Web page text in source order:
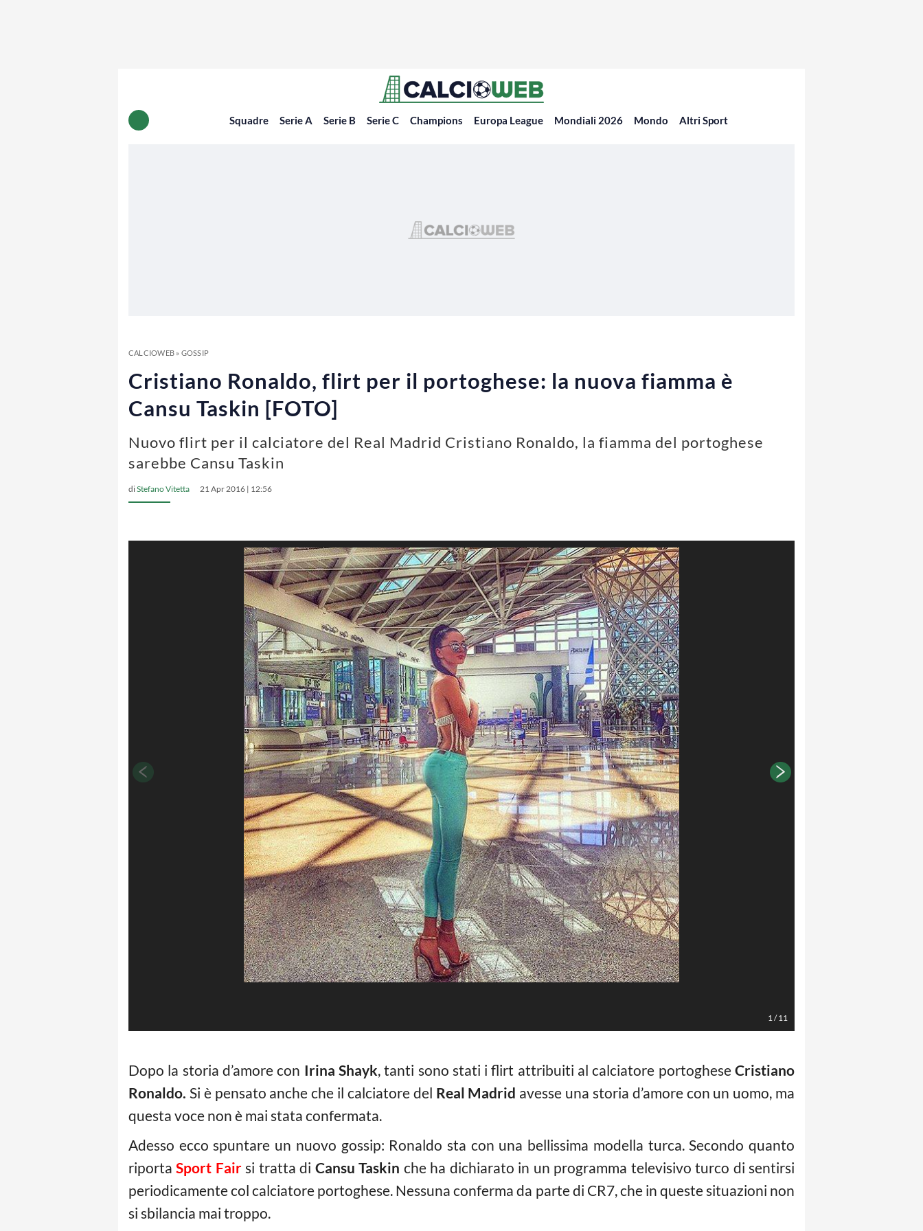
Squadre Serie A Serie B Serie C Champions Europa League Mondiali 2026 Mondo Altri Sport
CALCIOWEB» GOSSIP
Cristiano Ronaldo, flirt per il portoghese: la nuova fiamma è
Cansu Taskin [FOTO]
Nuovo flirt per il calciatore del Real Madrid Cristiano Ronaldo, la fiamma del portoghese
sarebbe Cansu Taskin
diStefano Vitetta 21 Apr 2016 | 12:56
1/11
Dopo la storia d’amore con Irina Shayk, tanti sono stati i flirt attribuiti al calciatore portoghese Cristiano
Ronaldo. Si è pensato anche che il calciatore del Real Madrid avesse una storia d’amore con un uomo, ma
questa voce non è mai stata confermata.
Adesso ecco spuntare un nuovo gossip: Ronaldo sta con una bellissima modella turca. Secondo quanto
riportaSport Fairsi tratta di Cansu Taskin che ha dichiarato in un programma televisivo turco di sentirsi
periodicamente col calciatore portoghese. Nessuna conferma da parte di CR7, che in queste situazioni non
si sbilancia mai troppo.